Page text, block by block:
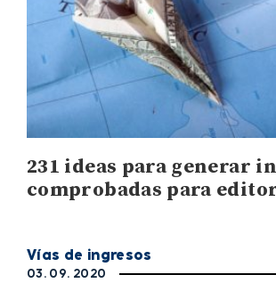
231 ideas para generar
comprobadas para
Vías de ingresos
03. 09. 2020